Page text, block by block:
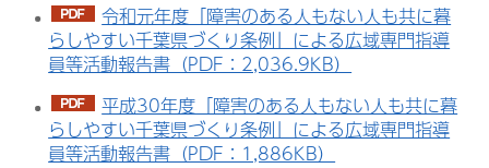
令和元年度「障害のある人もない人も共に暮
らしやすい千葉県づくり条例」による広域専門指導
員等活動報告書（PDF：2,036.9KB）
平成30年度「障害のある人もない人も共に暮
らしやすい千葉県づくり条例」による広域専門指導
員等活動報告書（PDF：1,886KB）